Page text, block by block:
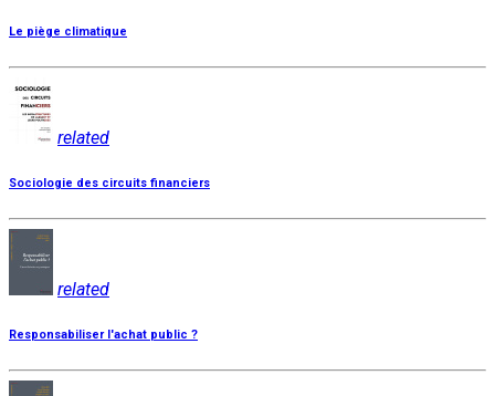
Le piège climatique
related
Sociologie des circuits financiers
related
Responsabiliser l'achat public ?